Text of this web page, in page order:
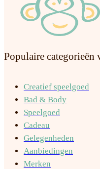
Populaire
Creatief speelgoed
Bad & Body
Speelgoed
Cadeau
Gelegenheden
Aanbiedingen
Merken